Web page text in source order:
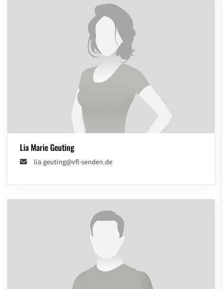
Lia Marie Geuting
lia.geuting@vfl-senden.de